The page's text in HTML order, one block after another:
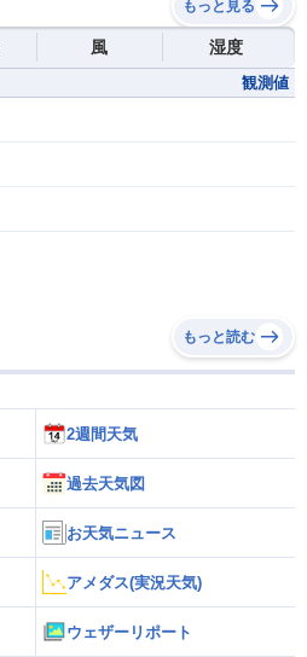
もっと見る
風 湿度
観測値
もっと読む
2週間天気
過去天気図
お天気ニュース
アメダス(実況天気)
ウェザーリポート